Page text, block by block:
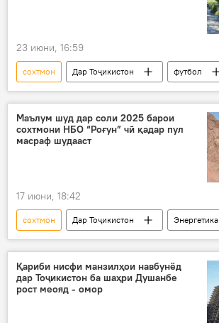
23 июни, 16:59
сохтмон Дар Тоҷикистон
футбол
ФФТ
Варзоб
иншоот
Эмомалӣ Раҳмон
Рустами Эмомалӣ
Маълум шуд дар соли 2025 барои
сохтмони НБО “Роғун” чӣ қадар пул
масраф шудааст
17 июни, 18:42
сохтмон Дар Тоҷикистон
Энергетика
НБО "Роғун"
Иқтисод молия
Қариби нисфи манзилҳои навбунёд
дар Тоҷикистон ба шаҳри Душанбе
рост меояд - омор